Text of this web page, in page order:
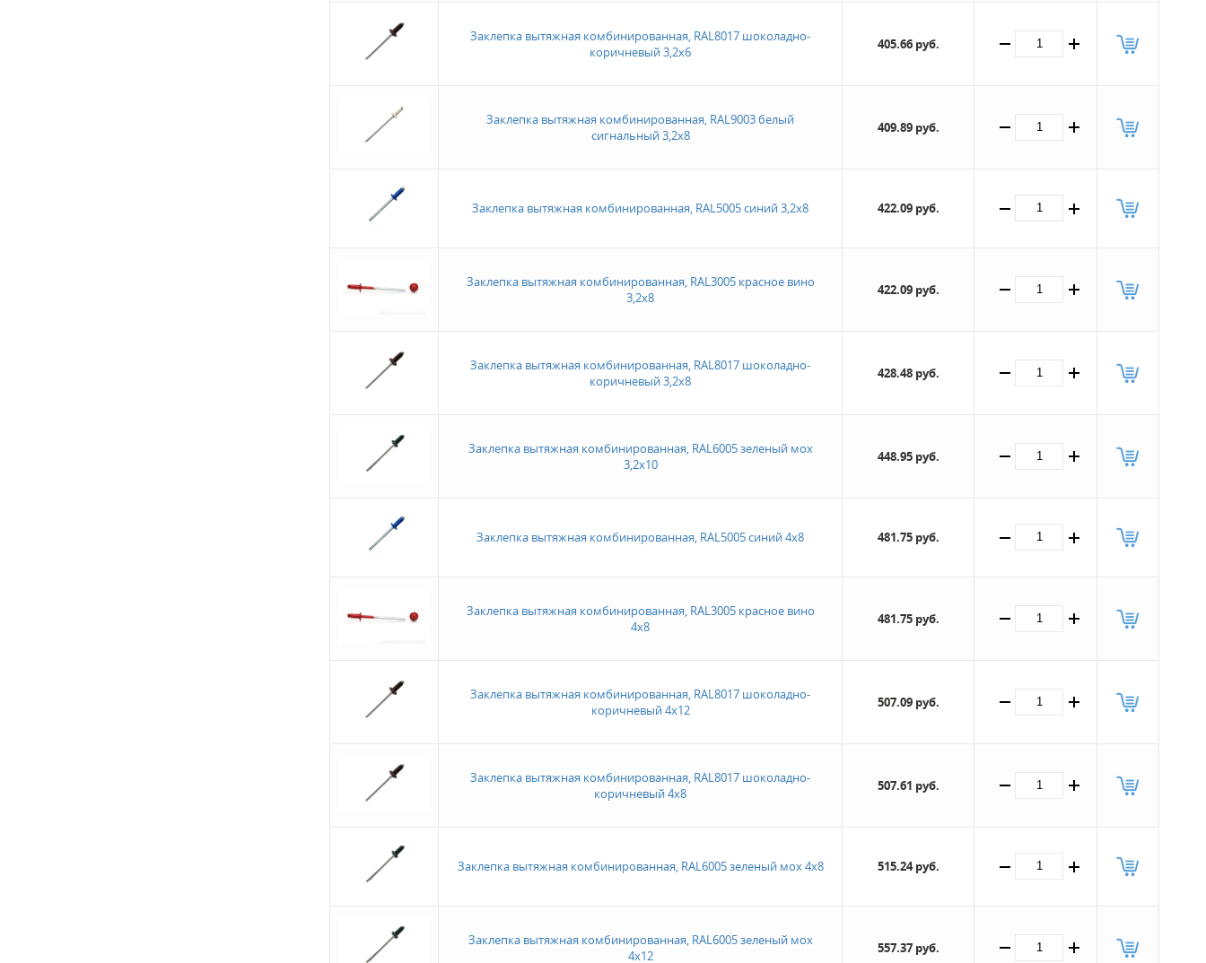
Заклепка вытяжная комбинированная, RAL8017 шоколадно-
коричневый 3,2х6
405.66 руб.
Заклепка вытяжная комбинированная, RAL9003 белый
сигнальный 3,2х8
409.89 руб.
Заклепка вытяжная комбинированная, RAL5005 синий 3,2х8 422.09 руб.
Заклепка вытяжная комбинированная, RAL3005 красное вино
3,2х8
422.09 руб.
Заклепка вытяжная комбинированная, RAL8017 шоколадно-
коричневый 3,2х8
428.48 руб.
Заклепка вытяжная комбинированная, RAL6005 зеленый мох
3,2х10
448.95 руб.
Заклепка вытяжная комбинированная, RAL5005 синий 4х8 481.75 руб.
Заклепка вытяжная комбинированная, RAL3005 красное вино
4х8
481.75 руб.
Заклепка вытяжная комбинированная, RAL8017 шоколадно-
коричневый 4х12
507.09 руб.
Заклепка вытяжная комбинированная, RAL8017 шоколадно-
коричневый 4х8
507.61 руб.
Заклепка вытяжная комбинированная, RAL6005 зеленый мох 4х8 515.24 руб.
Заклепка вытяжная комбинированная, RAL6005 зеленый мох
4х12
557.37 руб.